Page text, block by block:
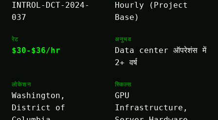
INTROL-DCT-2024-
037
Hourly (Project
Base)
रेट
$30-$36/hr
अनुभव
Data center ऑपरेशंस में
2+ वर्ष
लोकेशन
Washington,
District of
स्किल्स
GPU
Infrastructure,